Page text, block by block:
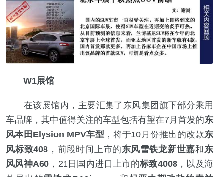
W1展馆
在该展馆内，主要汇集了东风集团旗下部分乘用
车品牌，其中值得关注的车型包括有望在7月首发的东
风本田Elysion MPV车型 ，将于10月份推出的改款东
风标致408 ，前段时间上市的东风雪铁龙新世嘉和东
风风神A60 ，21日国内进口上市的标致4008，以及海